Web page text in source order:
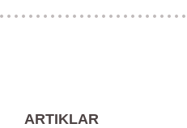
ARTIKLAR